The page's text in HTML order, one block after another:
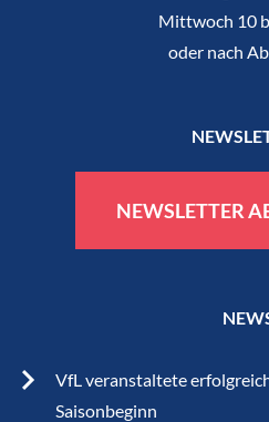
Mittwoch 10
oder nach
NEWSLETTER
VfL veranstaltete
Saisonbeginn